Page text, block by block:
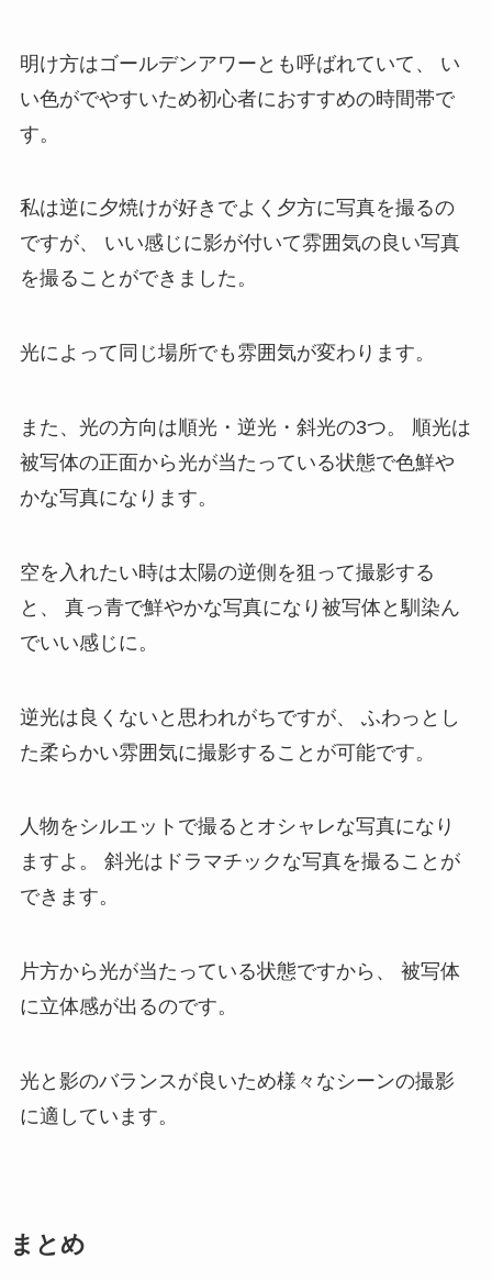
明け方はゴールデンアワーとも呼ばれていて、
い
い色がでやすいため初心者におすすめの時間帯で
す。
私は逆に夕焼けが好きでよく夕方に写真を撮るの
ですが、
いい感じに影が付いて雰囲気の良い写真
を撮ることができました。
光によって同じ場所でも雰囲気が変わります。
また、光の方向は順光・逆光・斜光の3つ。
順光は
被写体の正面から光が当たっている状態で色鮮や
かな写真になります。
空を入れたい時は太陽の逆側を狙って撮影する
と、
真っ青で鮮やかな写真になり被写体と馴染ん
でいい感じに。
逆光は良くないと思われがちですが、
ふわっとし
た柔らかい雰囲気に撮影することが可能です。
人物をシルエットで撮るとオシャレな写真になり
ますよ。
斜光はドラマチックな写真を撮ることが
できます。
片方から光が当たっている状態ですから、
被写体
に立体感が出るのです。
光と影のバランスが良いため様々なシーンの撮影
に適しています。
まとめ